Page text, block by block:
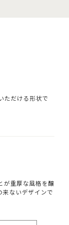
ただける形状で
が重厚な風格を醸
来ないデザインで